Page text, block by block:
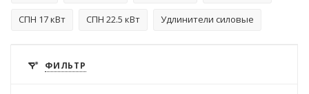
СПН 17 кВт СПН 22.5 кВт Удлинители силовые
ФИЛЬТР